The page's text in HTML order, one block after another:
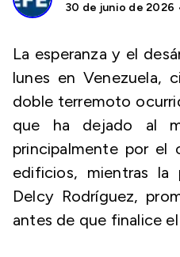
30 de junio de 2026
La esperanza y el
lunes en Venezuela,
doble terremoto
que ha dejado al
principalmente por el
edificios, mientras la
Delcy Rodríguez,
antes de que finalice